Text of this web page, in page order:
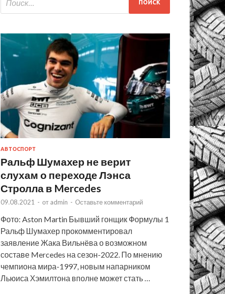
АВТОСПОРТ
Ральф Шумахер не верит
слухам о переходе Лэнса
Стролла в Mercedes
09.08.2021 - от admin - Оставьте комментарий
Фото: Aston Martin Бывший гонщик Формулы 1
Ральф Шумахер прокомментировал
заявление Жака Вильнёва о возможном
составе Mercedes на сезон-2022. По мнению
чемпиона мира-1997, новым напарником
Льюиса Хэмилтона вполне может стать …